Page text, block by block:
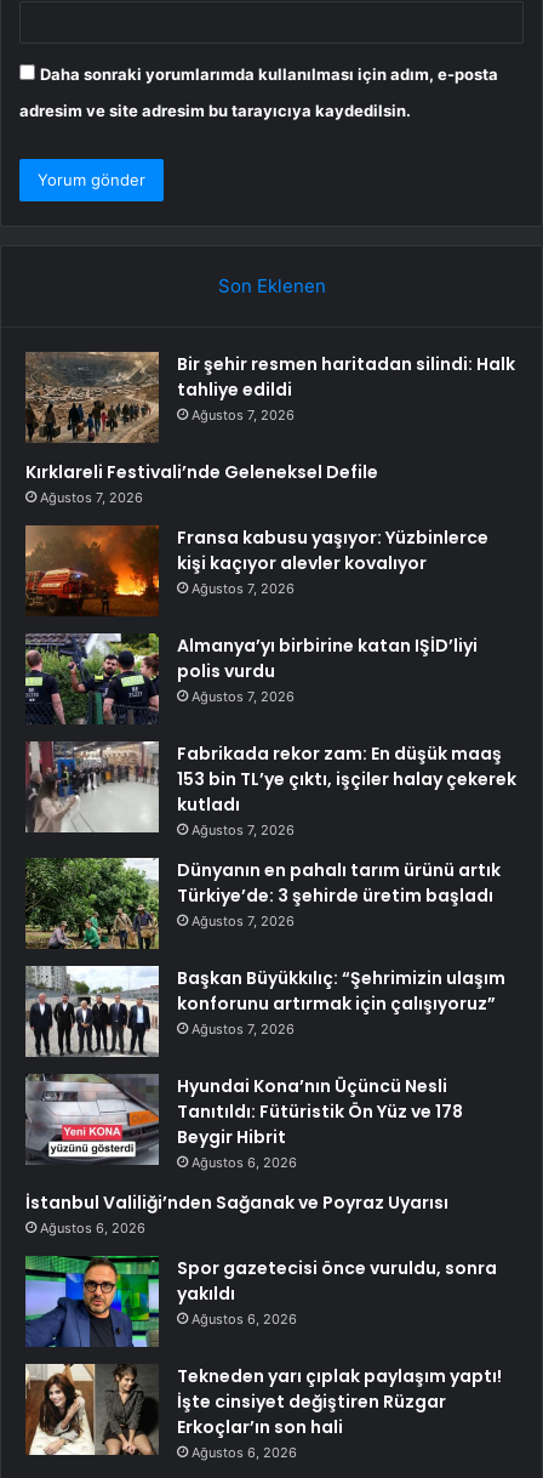
Daha sonraki yorumlarımda kullanılması için adım, e-posta
adresim ve site adresim bu tarayıcıya kaydedilsin.
Son Eklenen
Bir şehir resmen haritadan silindi: Halk
tahliye edildi
Ağustos 7, 2026
Kırklareli Festivali’nde Geleneksel Defile
Ağustos 7, 2026
Fransa kabusu yaşıyor: Yüzbinlerce
kişi kaçıyor alevler kovalıyor
Ağustos 7, 2026
Almanya’yı birbirine katan IŞİD’liyi
polis vurdu
Ağustos 7, 2026
Fabrikada rekor zam: En düşük maaş
153 bin TL’ye çıktı, işçiler halay çekerek
kutladı
Ağustos 7, 2026
Dünyanın en pahalı tarım ürünü artık
Türkiye’de: 3 şehirde üretim başladı
Ağustos 7, 2026
Başkan Büyükkılıç: “Şehrimizin ulaşım
konforunu artırmak için çalışıyoruz”
Ağustos 7, 2026
Hyundai Kona’nın Üçüncü Nesli
Tanıtıldı: Fütüristik Ön Yüz ve 178
Beygir Hibrit
Ağustos 6, 2026
İstanbul Valiliği’nden Sağanak ve Poyraz Uyarısı
Ağustos 6, 2026
Spor gazetecisi önce vuruldu, sonra
yakıldı
Ağustos 6, 2026
Tekneden yarı çıplak paylaşım yaptı!
İşte cinsiyet değiştiren Rüzgar
Erkoçlar’ın son hali
Ağustos 6, 2026